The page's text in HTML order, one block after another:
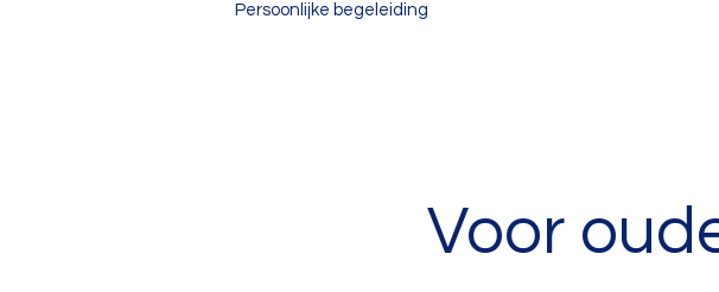
Persoonlijke begeleiding
Voor